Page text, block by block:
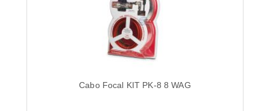
Cabo Focal KIT PK-8 8 WAG